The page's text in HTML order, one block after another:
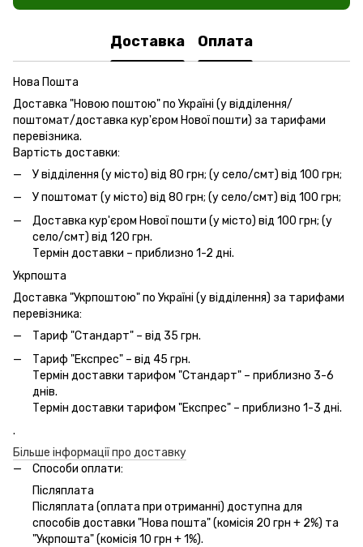
Доставка Оплата
Нова Пошта
Доставка "Новою поштою" по Україні (у відділення/
поштомат/доставка кур'єром Нової пошти) за тарифами
перевізника.
Вартість доставки:
У відділення (у місто) від 80 грн; (у село/смт) від 100 грн;
У поштомат (у місто) від 80 грн; (у село/смт) від 100 грн;
Доставка кур'єром Нової пошти (у місто) від 100 грн; (у
село/смт) від 120 грн.
Термін доставки – приблизно 1-2 дні.
Укрпошта
Доставка "Укрпоштою" по Україні (у відділення) за тарифами
перевізника:
Тариф "Стандарт" – від 35 грн.
Тариф "Експрес" – від 45 грн.
Термін доставки тарифом "Стандарт" – приблизно 3-6
днів.
Термін доставки тарифом "Експрес" – приблизно 1-3 дні.
.
Більше інформації про доставку
Способи оплати:
Післяплата
Післяплата (оплата при отриманні) доступна для
способів доставки "Нова пошта" (комісія 20 грн + 2%) та
"Укрпошта" (комісія 10 грн + 1%).